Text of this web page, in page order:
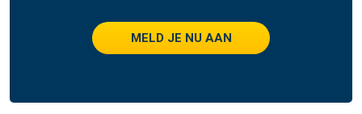
MELD JE NU AAN